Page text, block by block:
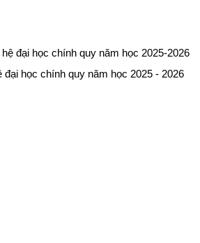
đại học chính quy năm học 2025-2026
học chính quy năm học 2025 - 2026